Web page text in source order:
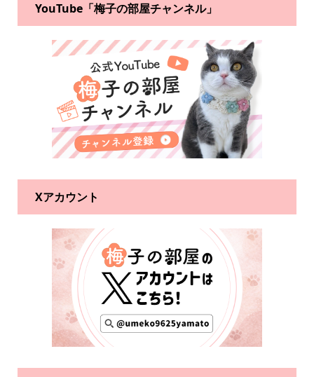
YouTube「梅子の部屋チャンネル」
Xアカウント